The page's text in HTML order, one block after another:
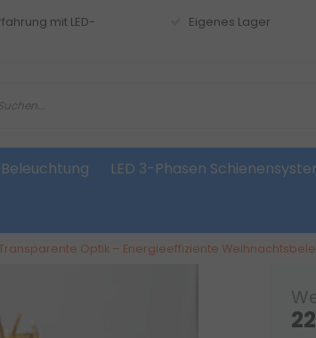
mit LED-
Eigenes Lager
Beleuchtung LED 3-Phasen
Optik – Energieeffiziente